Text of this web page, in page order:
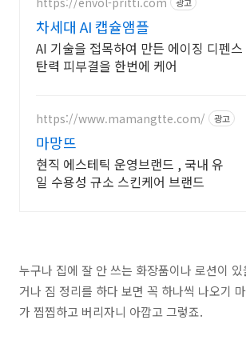
차세대 AI 캡슐앰플
AI 기술을 접목하여 만든 에이징 디펜
탄력 피부결을 한번에 케어
https://www.mamangtte.com/ 광고
마망뜨
현직 에스테틱 운영브랜드 , 국내 유
일 수용성 규소 스킨케어 브랜드
누구나 집에 잘 안 쓰는 화장품이나 로션이
거나 짐 정리를 하다 보면 꼭 하나씩 나오기
가 찝찝하고 버리자니 아깝고 그렇죠.